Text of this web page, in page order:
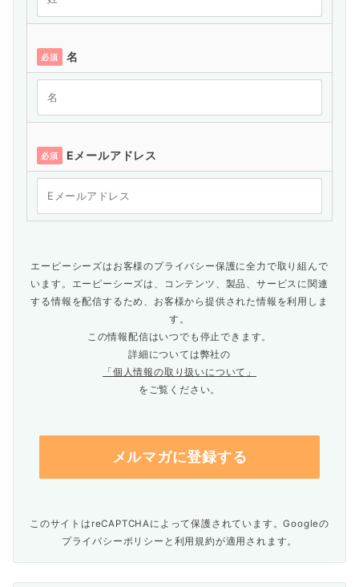
必須 名
必須 Eメールアドレス
エーピーシーズはお客様のプライバシー保護に全力で取り組んで
います。エーピーシーズは、コンテンツ、製品、サービスに関連
する情報を配信するため、お客様から提供された情報を利用しま
す。
この情報配信はいつでも停止できます。
詳細については弊社の
「個人情報の取り扱いについて」
をご覧ください。
このサイトはreCAPTCHAによって保護されています。Googleの
プライバシーポリシー と 利用規約が適用されます。